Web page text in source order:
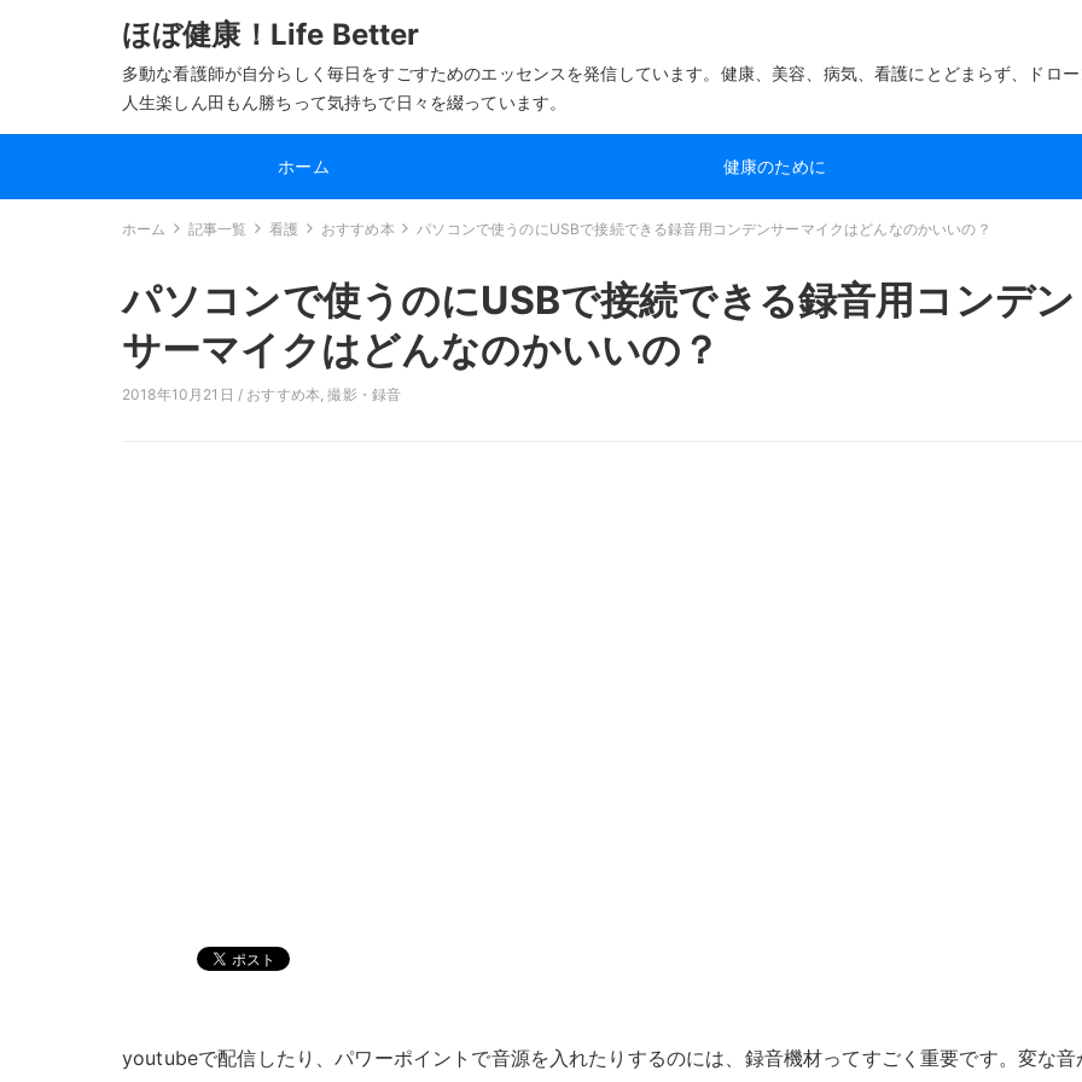
ほぼ健康！Life Better
多動な看護師が自分らしく毎日をすごすためのエッセンスを発信しています。健康、美容、病気、看護にとどまらず、ドロ
人生楽しん田もん勝ちって気持ちで日々を綴っています。
ホーム 健康のために
ホーム 記事一覧 看護 おすすめ本 パソコンで使うのにUSBで接続できる録音用コンデンサーマイクはどんなのかいいの？
パソコンで使うのにUSBで接続できる録音用コンデン
サーマイクはどんなのかいいの？
2018年10月21日 / おすすめ本,撮影・録音
youtubeで配信したり、パワーポイントで音源を入れたりするのには、録音機材ってすごく重要です。変な音